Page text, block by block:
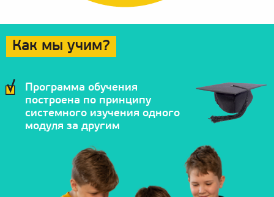
Как мы учим?
Программа обучения
построена по принципу
системного изучения одного
модуля за другим